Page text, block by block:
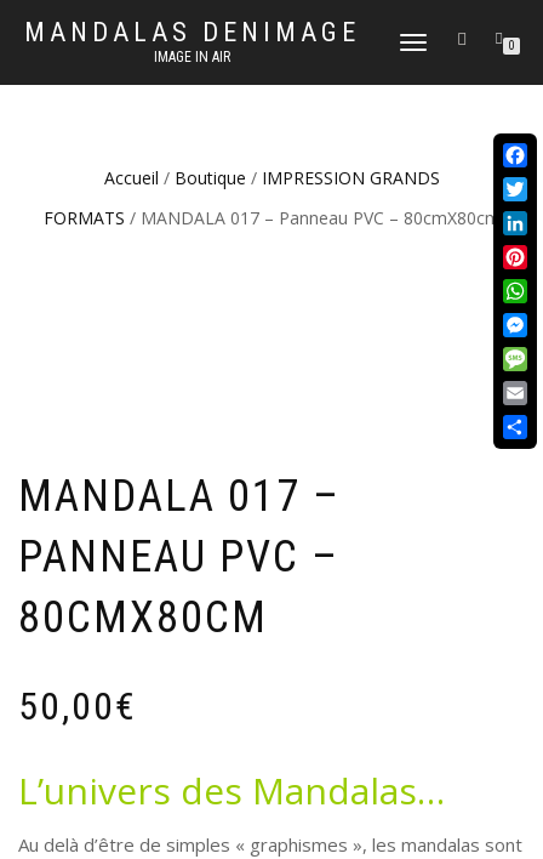
MANDALAS DENIMAGE
IMAGE IN AIR
DÉPLIER
NAVIGATION
0
Accueil / Boutique / IMPRESSION GRANDS
FORMATS / MANDALA 017 – Panneau PVC – 80cmX80cm
MANDALA 017 –
PANNEAU PVC –
80CMX80CM
50,00€
L’univers des Mandalas…
Au delà d’être de simples « graphismes », les mandalas sont